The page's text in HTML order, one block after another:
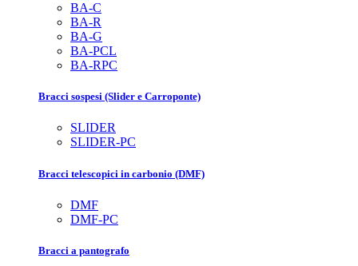
BA-C
BA-R
BA-G
BA-PCL
BA-RPC
Bracci sospesi (Slider e Carroponte)
SLIDER
SLIDER-PC
Bracci telescopici in carbonio (DMF)
DMF
DMF-PC
Bracci a pantografo